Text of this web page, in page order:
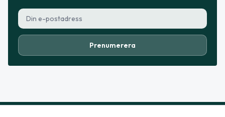
Prenumerera